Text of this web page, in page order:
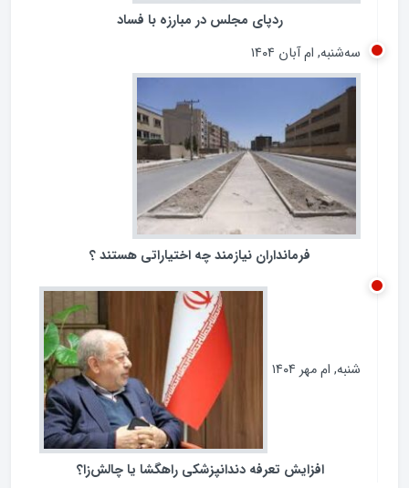
ردپای مجلس در مبارزه با فساد
سه‌شنبه, ام آبان ۱۴۰۴
فرمانداران نیازمند چه اختیاراتی هستند ؟
شنبه, ام مهر ۱۴۰۴
افزایش تعرفه دندانپزشکی راهگشا یا چالش‌زا؟